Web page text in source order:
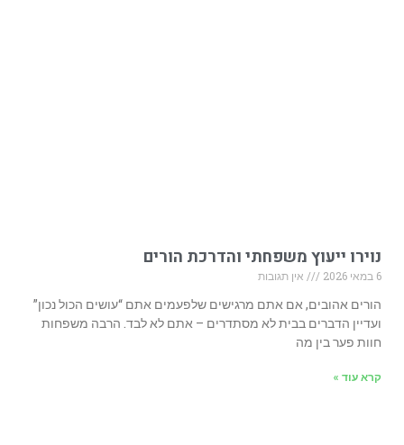
נוירו ייעוץ משפחתי והדרכת הורים
6 במאי 2026 אין תגובות
הורים אהובים, אם אתם מרגישים שלפעמים אתם “עושים הכול נכון”
ועדיין הדברים בבית לא מסתדרים – אתם לא לבד. הרבה משפחות
חוות פער בין מה
קרא עוד »